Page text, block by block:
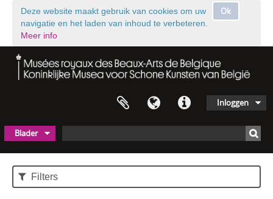
Ok
Deze website maakt gebruik van cookies om uw
navigatie en het laden van inhoud te verbeteren.
Meer info
Inloggen
Blader
Filters